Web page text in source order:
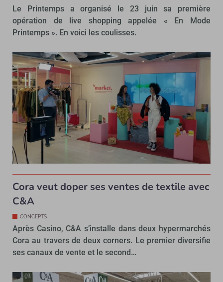
Le Printemps a organisé le 23 juin sa première
opération de live shopping appelée « En Mode
Printemps ». En voici les coulisses.
Cora veut doper ses ventes de textile avec
C&A
CONCEPTS
Après Casino, C&A s’installe dans deux hypermarchés
Cora au travers de deux corners. Le premier diversifie
ses canaux de vente et le second…